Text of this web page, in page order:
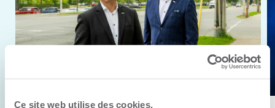
Ce site web utilise des cookies.